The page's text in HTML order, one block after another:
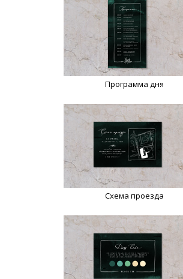
Программа дня
Схема проезда